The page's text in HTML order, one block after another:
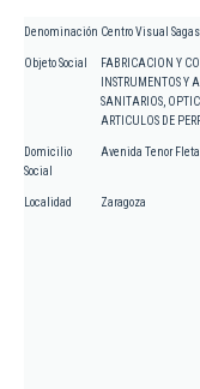
Denominación Centro Visual
Objeto Social
FABRICACION Y
INSTRUMENTOS Y
SANITARIOS,
ARTICULOS DE
Domicilio
Social
Avenida Tenor Fleta
Localidad Zaragoza